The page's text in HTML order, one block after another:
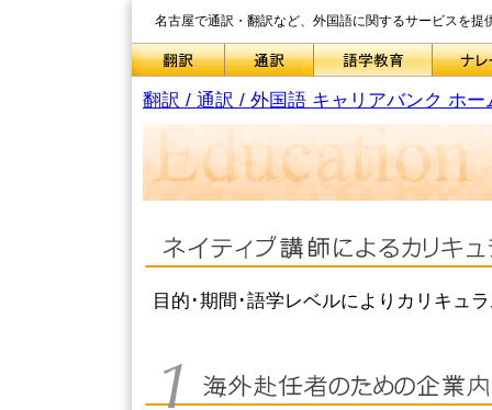
名古屋で通訳・翻訳など、外国語に関するサービスを提
翻訳 / 通訳 / 外国語 キャリアバンク ホー
目的･期間･語学レベルによりカリキュ